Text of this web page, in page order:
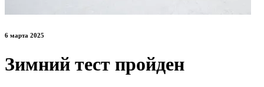
6 марта 2025
Зимний тест пройден